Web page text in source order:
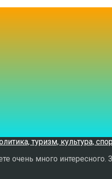
очень много интересного.